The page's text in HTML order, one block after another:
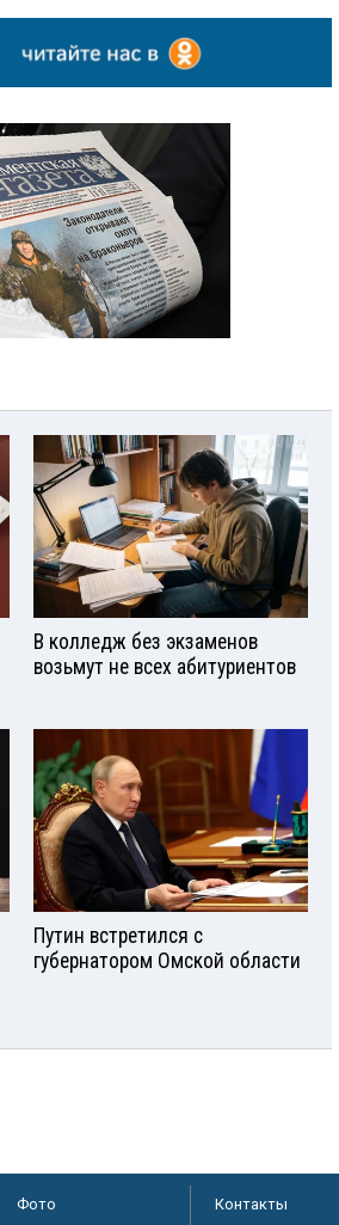
В колледж без экзаменов
возьмут не всех абитуриентов
Путин встретился с
губернатором Омской области
Фото
Контакты